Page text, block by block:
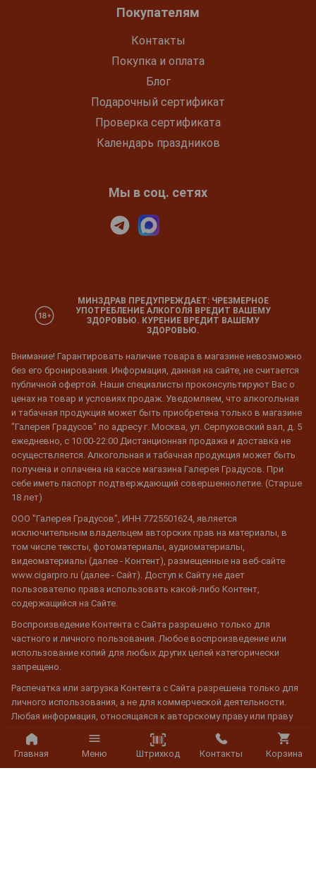
Главная Меню Штрихкод Контакты Корзина
Покупателям
Контакты
Покупка и оплата
Блог
Подарочный сертификат
Проверка сертификата
Календарь праздников
Мы в соц. сетях
МИНЗДРАВ ПРЕДУПРЕЖДАЕТ: ЧРЕЗМЕРНОЕ
УПОТРЕБЛЕНИЕ АЛКОГОЛЯ ВРЕДИТ ВАШЕМУ
ЗДОРОВЬЮ. КУРЕНИЕ ВРЕДИТ ВАШЕМУ
ЗДОРОВЬЮ.
Внимание! Гарантировать наличие товара в магазине невозможно
без его бронирования. Информация, данная на сайте, не считается
публичной офертой. Наши специалисты проконсультируют Вас о
ценах на товар и условиях продаж. Уведомляем, что алкогольная
и табачная продукция может быть приобретена только в магазине
"Галерея Градусов" по адресу г. Москва, ул. Серпуховский вал, д. 5
ежедневно, с 10:00-22:00 Дистанционная продажа и доставка не
осуществляется. Алкогольная и табачная продукция может быть
получена и оплачена на кассе магазина Галерея Градусов. При
себе иметь паспорт подтверждающий совершеннолетие. (Старше
18 лет)
ООО "Галерея Градусов", ИНН 7725501624, является
исключительным владельцем авторских прав на материалы, в
том числе тексты, фотоматериалы, аудиоматериалы,
видеоматериалы (далее - Контент), размещенные на веб-сайте
www.cigarpro.ru (далее - Сайт). Доступ к Сайту не дает
пользователю права использовать какой-либо Контент,
содержащийся на Сайте.
Воспроизведение Контента с Сайта разрешено только для
частного и личного пользования. Любое воспроизведение или
использование копий для любых других целей категорически
запрещено.
Распечатка или загрузка Контента с Сайта разрешена только для
личного использования, а не для коммерческой деятельности.
Любая информация, относящаяся к авторскому праву или праву
собственности, не может быть изменена, и при ее использовании
обязательна активная гиперссылка на сайт www.cigarpro.ru